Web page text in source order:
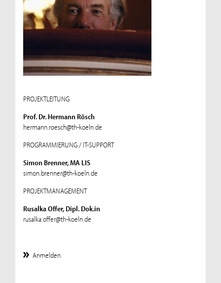
PROJEKTLEITUNG
Prof. Dr. Hermann Rösch
hermann.roesch@th-koeln.de
PROGRAMMIERUNG / IT-SUPPORT
Simon Brenner, MA LIS
simon.brenner@th-koeln.de
PROJEKTMANAGEMENT
Rusalka Offer, Dipl. Dok.in
rusalka.offer@th-koeln.de
Anmelden